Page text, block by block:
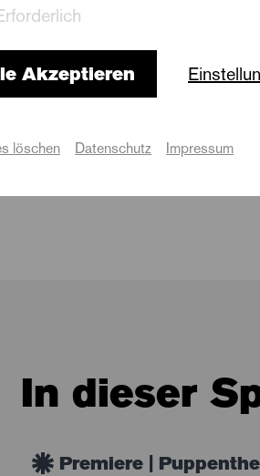
In dieser
Premiere |
Akzeptieren
löschen Datenschutz Impressum